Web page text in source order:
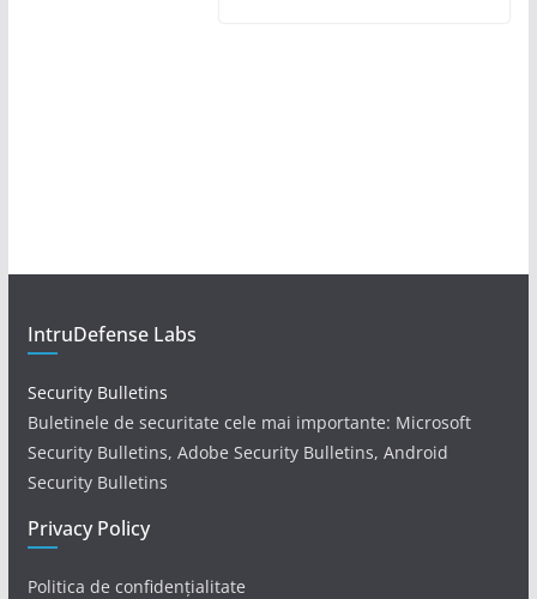
IntruDefense Labs
Security Bulletins
Buletinele de securitate cele mai importante: Microsoft
Security Bulletins, Adobe Security Bulletins, Android
Security Bulletins
Privacy Policy
Politica de confidențialitate